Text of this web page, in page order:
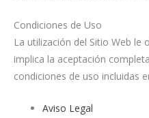
Condiciones de Uso
La utilización del Sitio Web le
implica la aceptación
condiciones de uso incluidas
Aviso Legal